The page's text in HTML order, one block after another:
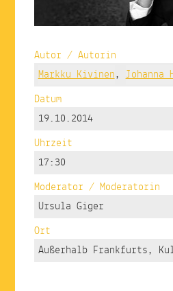
Autor / Autorin
Markku Kivinen,Johanna
Datum
19.10.2014
Uhrzeit
17:30
Moderator / Moderatorin
Ursula Giger
Ort
Außerhalb Frankfurts,